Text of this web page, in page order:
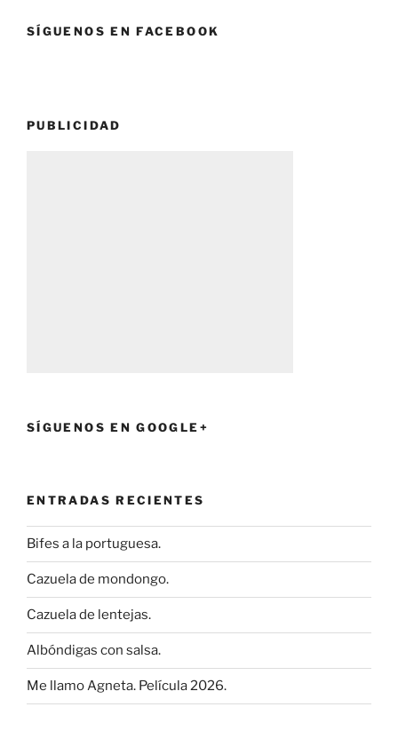
SÍGUENOS EN FACEBOOK
PUBLICIDAD
SÍGUENOS EN GOOGLE+
ENTRADAS RECIENTES
Bifes a la portuguesa.
Cazuela de mondongo.
Cazuela de lentejas.
Albóndigas con salsa.
Me llamo Agneta. Película 2026.